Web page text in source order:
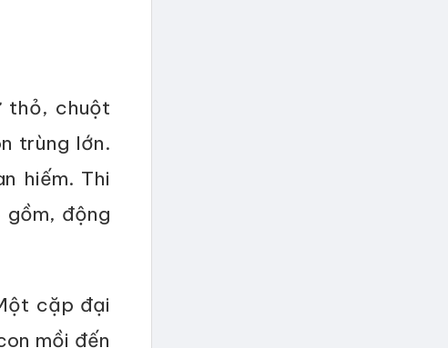
thỏ, chuột
trùng lớn.
hiếm. Thi
động
cặp đại
mồi đến